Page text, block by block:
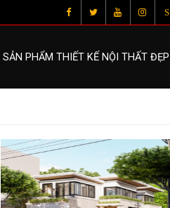
S
SẢN PHẨM THIẾT KẾ NỘI THẤT ĐẸP